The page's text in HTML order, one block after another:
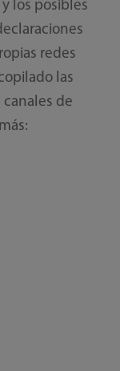
los posibles
redes
las
de